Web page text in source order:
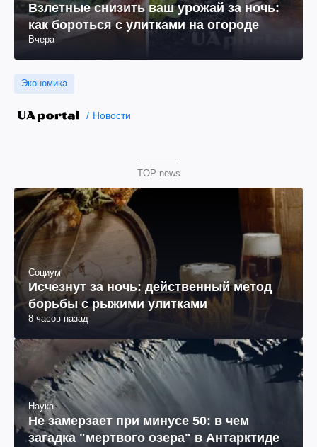
Взлетные снизить ваш урожай за ночь:
как бороться с улитками на огороде
Вчера
Экономика
Новости
TOP news
Социум
Исчезнут за ночь: действенный метод
борьбы с рыжими улитками
8 часов назад
Наука
Не замерзает при минусе 50: в чем
загадка "мертвого озера" в Антарктиде